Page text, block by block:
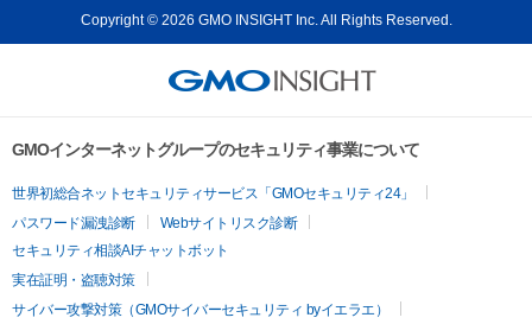
Copyright © 2026 GMO INSIGHT Inc. All Rights Reserved.
GMOインターネットグループのセキュリティ事業について
世界初総合ネットセキュリティサービス「GMOセキュリティ24」
パスワード漏洩診断
Webサイトリスク診断
セキュリティ相談AIチャットボット
実在証明・盗聴対策
サイバー攻撃対策（GMOサイバーセキュリティ byイエラエ）